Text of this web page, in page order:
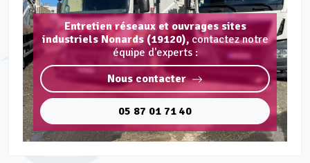
Entretien réseaux et ouvrages sites
industriels Nonards (19120), contactez notre
équipe d'experts :
Nous contacter
05 87 01 71 40